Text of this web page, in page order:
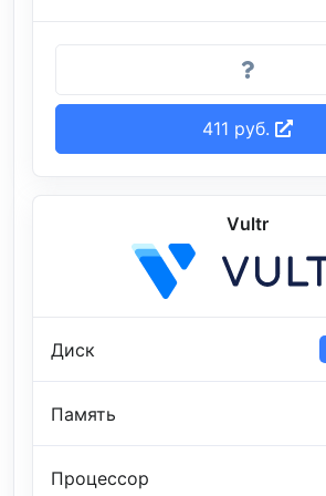
411 руб.
Vultr
Диск
Память
Процессор